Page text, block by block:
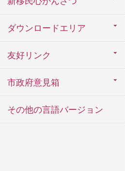
ダウンロードエリア
友好リンク
市政府意見箱
その他の言語バージョン